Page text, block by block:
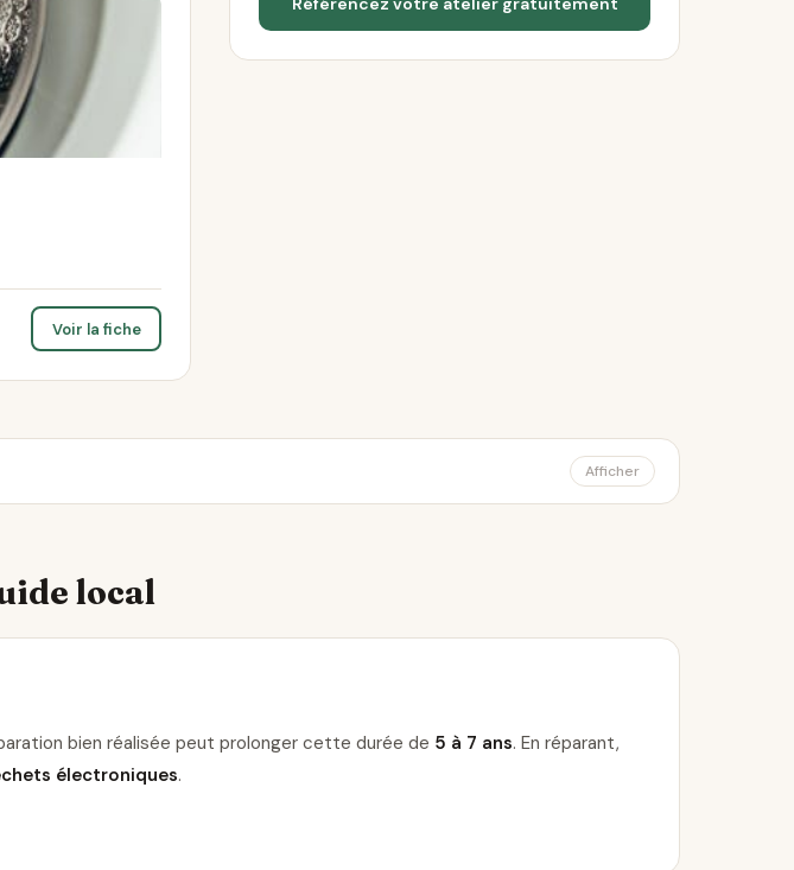
Voir la fiche
Afficher
local
bien réalisée peut prolonger cette durée de 5 à 7 ans. En réparant,
électroniques.